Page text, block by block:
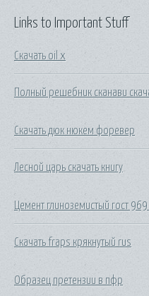
Links to Important Stuff
Скачать oil x
Полный решебник сканави
Скачать дюк нюкем форевер
Лесной царь скачать книгу
Цемент глиноземистый гост
Скачать fraps крякнутый rus
Образец претензии в пфр